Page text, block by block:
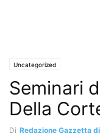
Uncategorized
Seminari
Della
Di Redazione Gazzetta